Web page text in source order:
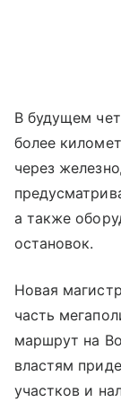
В будущем
более
через
а также
остановок.
Новая
часть
маршрут на
властям
участков и